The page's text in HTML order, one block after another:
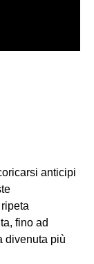
anticipi
fino ad
divenuta più